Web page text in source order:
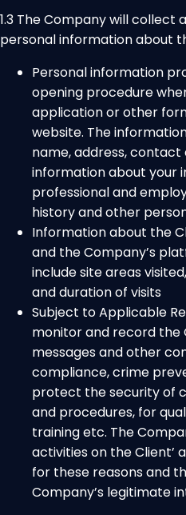
1.3 The Company will collect
personal information about
Personal information
opening procedure
application or other
website. The
name, address, contact
information about your
professional and
history and other
Information about the
and the Company’s
include site areas
and duration of visits
Subject to Applicable
monitor and record the
messages and other
compliance, crime
protect the security of
and procedures, for
training etc. The
activities on the Client’
for these reasons and
Company’s legitimate